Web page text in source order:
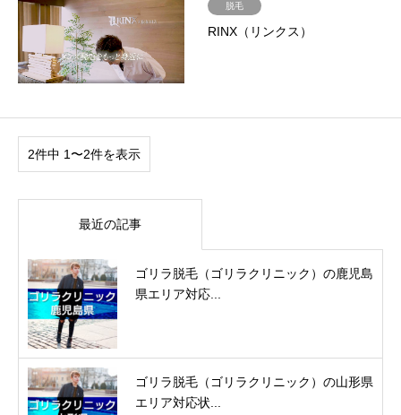
脱毛
RINX（リンクス）
2件中 1〜2件を表示
最近の記事
ゴリラ脱毛（ゴリラクリニック）の鹿児島
県エリア対応...
ゴリラ脱毛（ゴリラクリニック）の山形県
エリア対応状...